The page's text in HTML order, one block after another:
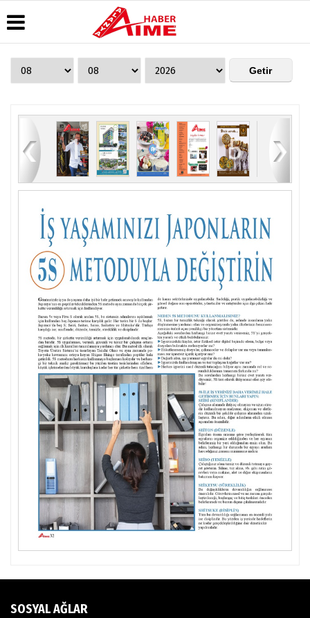
Üye Paneli
Arşivi
Dergi
Arşivi
Günün
Haberleri
Hava
Gazete
Manşetleri
Anketler
Biyografiler
Köşe
Video
Galeri
Foto
Galeri
AlanyaTime
Moovit
Alanya-
Gazipaşa
& Antalya
Canlı Uçak
Seyir
Künye
83 1 2 3 4 5 6
SOSYAL AĞLAR